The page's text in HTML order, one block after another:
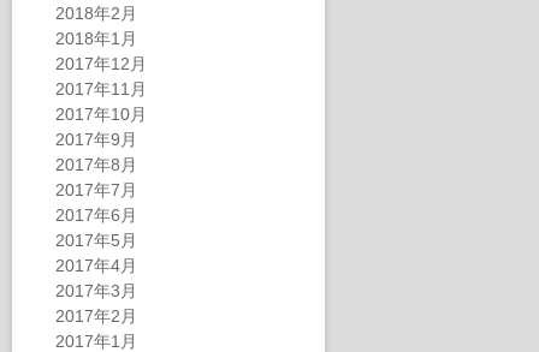
2018年2月
2018年1月
2017年12月
2017年11月
2017年10月
2017年9月
2017年8月
2017年7月
2017年6月
2017年5月
2017年4月
2017年3月
2017年2月
2017年1月